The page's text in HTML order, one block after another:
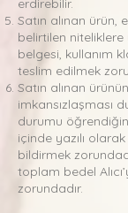
erdirebilir.
Satın alınan ürün,
belirtilen
belgesi, kullanım
teslim edilmek
Satın alınan
imkansızlaşması
durumu
içinde yazılı
bildirmek
toplam bedel
zorundadır.